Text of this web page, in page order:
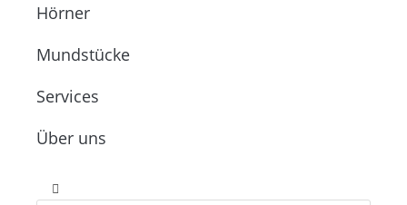
Hörner
Mundstücke
Services
Über uns